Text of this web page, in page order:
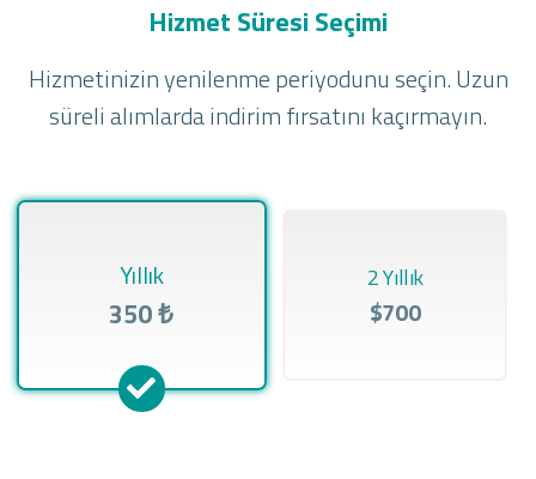
Hizmet Süresi Seçimi
Hizmetinizin yenilenme periyodunu seçin. Uzun
süreli alımlarda indirim fırsatını kaçırmayın.
Yıllık
350 ₺
2 Yıllık
$700